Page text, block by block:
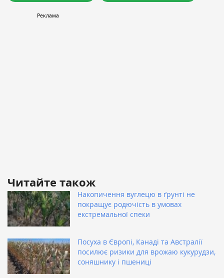
Читайте також
Накопичення вуглецю в ґрунті не
покращує родючість в умовах
екстремальної спеки
Посуха в Європі, Канаді та Австралії
посилює ризики для врожаю кукурудзи,
соняшнику і пшениці